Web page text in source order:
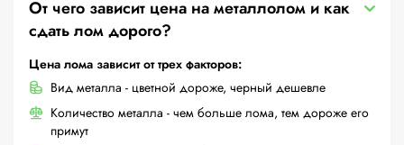
От чего зависит цена на металлолом и как
сдать лом дорого?
Цена лома зависит от трех факторов:
Вид металла - цветной дороже, черный дешевле
Количество металла - чем больше лома, тем дороже его
примут